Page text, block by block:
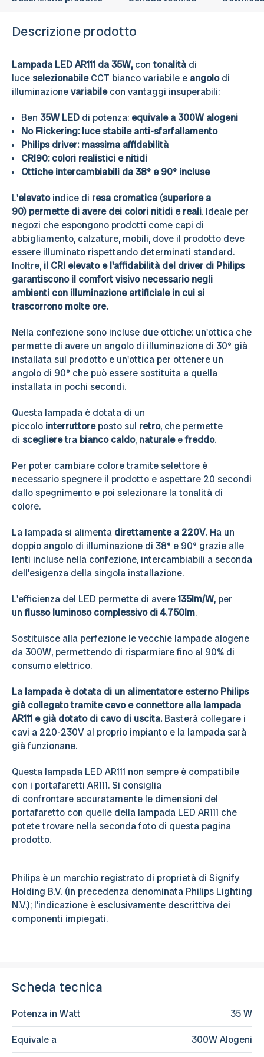
Scheda tecnica
Potenza in Watt 35 W
Equivale a 300W Alogeni
Descrizione prodotto
Lampada LED AR111 da 35W,contonalità di
luceselezionabileCCT bianco variabile e angolodi
illuminazionevariabilecon vantaggi insuperabili:
Ben35W LED di potenza: equivale a 300W alogeni
No Flickering: luce stabile anti-sfarfallamento
Philips driver: massima affidabilità
CRI90: colori realistici e nitidi
Ottiche intercambiabili da 38° e 90° incluse
L'elevatoindice di resa cromatica (superiorea
90) permette di avere dei colori nitidi e reali. Ideale per
negozi che espongono prodotti come capi di
abbigliamento, calzature, mobili, dove il prodotto deve
essere illuminato rispettando determinati standard.
Inoltre, il CRI elevato e l'affidabilità del driver di Philips
garantiscono il comfort visivo necessario negli
ambienti con illuminazione artificiale in cui si
trascorrono molte ore.
Nella confezione sono incluse due ottiche: un'ottica che
permette di avere un angolo di illuminazione di 30° già
installata sul prodotto e un'ottica per ottenere un
angolo di 90° che può essere sostituita a quella
installata in pochi secondi.
Questa lampada è dotata di un
piccolo interruttoreposto sul retro, che permette
di sceglieretra bianco caldo, naturaleefreddo.
Per poter cambiare colore tramite selettore è
necessario spegnere il prodotto e aspettare 20 secondi
dallo spegnimento e poi selezionare la tonalità di
colore.
La lampada si alimenta direttamente a 220V. Ha un
doppio angolo di illuminazione di 38° e 90° grazie alle
lenti incluse nella confezione, intercambiabili a seconda
dell'esigenza della singola installazione.
L'efficienza del LED permette di avere135lm/W, per
unflusso luminoso complessivo di 4.750lm.
Sostituisce alla perfezione le vecchie lampade alogene
da 300W, permettendo di risparmiare fino al 90% di
consumo elettrico.
La lampada è dotata di un alimentatore esterno Philips
già collegato tramite cavo e connettore alla lampada
AR111 e già dotato di cavo di uscita.Basterà collegare i
cavi a 220-230V al proprio impianto e la lampada sarà
già funzionane.
Questa lampada LED AR111 non sempre è compatibile
con i portafaretti AR111. Si consiglia
di confrontare accuratamente le dimensioni del
portafaretto con quelle della lampada LED AR111 che
potete trovare nella seconda foto di questa pagina
prodotto.
Philips è un marchio registrato di proprietà di Signify
Holding B.V. (in precedenza denominata Philips Lighting
N.V.); l’indicazione è esclusivamente descrittiva dei
componenti impiegati.